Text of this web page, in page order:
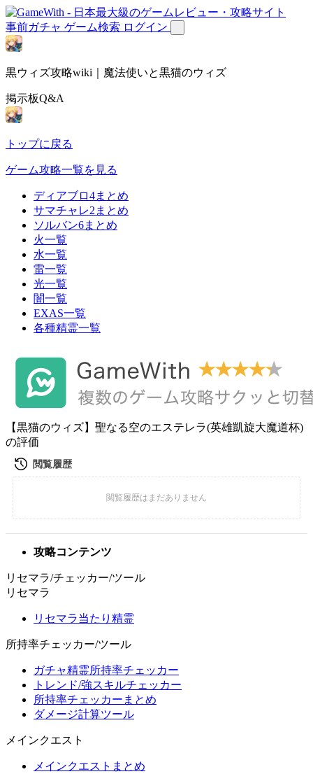
事前ガチャ ゲーム検索 ログイン
黒ウィズ攻略wiki｜魔法使いと黒猫のウィズ
掲示板Q&A
トップに戻る
ゲーム攻略一覧を見る
ディアブロ4まとめ
サマチャレ2まとめ
ソルバン6まとめ
火一覧
水一覧
雷一覧
光一覧
闇一覧
EXAS一覧
各種精霊一覧
【黒猫のウィズ】聖なる空のエステレラ(英雄凱旋大魔道杯)
の評価
攻略コンテンツ
リセマラ/チェッカー/ツール
リセマラ
リセマラ当たり精霊
所持率チェッカー/ツール
ガチャ精霊所持率チェッカー
トレンド/強スキルチェッカー
所持率チェッカーまとめ
ダメージ計算ツール
メインクエスト
メインクエストまとめ